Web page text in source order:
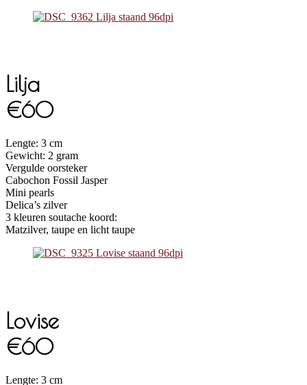
Lilja
€60
Lengte: 3 cm
Gewicht: 2 gram
Vergulde oorsteker
Cabochon Fossil Jasper
Mini pearls
Delica’s zilver
3 kleuren soutache koord:
Matzilver, taupe en licht taupe
Lovise
€60
Lengte: 3 cm